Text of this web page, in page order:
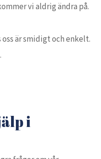
vi aldrig ändra på.
är smidigt och enkelt.
i